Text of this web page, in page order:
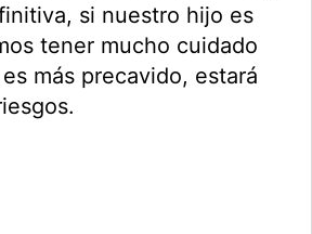
si nuestro hijo es
tener mucho cuidado
más precavido, estará